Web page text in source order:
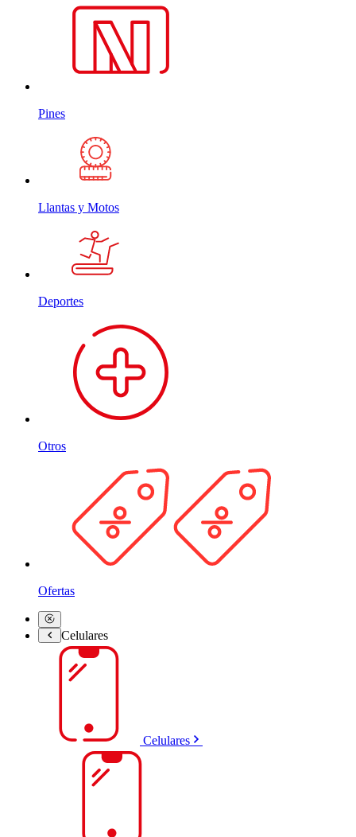
Pines
Llantas y Motos
Deportes
Otros
Ofertas
Celulares
Celulares